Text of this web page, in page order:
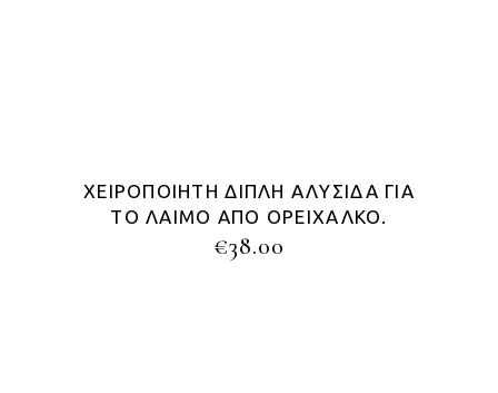
ΧΕΙΡΟΠΟΊΗΤΗ ΔΙΠΛΉ ΑΛΥΣΊΔΑ ΓΙΑ
ΤΟ ΛΑΙΜΌ ΑΠΌ ΟΡΕΊΧΑΛΚΟ.
€38.00